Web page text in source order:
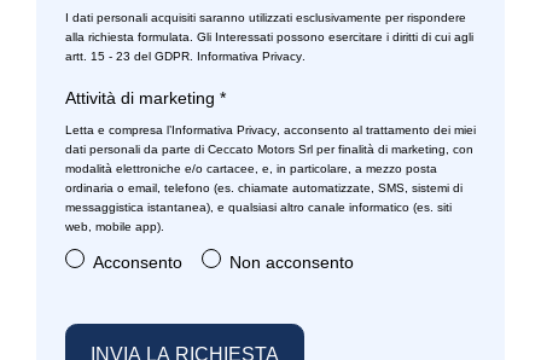
I dati personali acquisiti saranno utilizzati esclusivamente per rispondere
alla richiesta formulata. Gli Interessati possono esercitare i diritti di cui agli
artt. 15 - 23 del GDPR.
Informativa Privacy.
Attività di marketing *
Letta e compresa l’ Informativa Privacy, acconsento al trattamento dei miei
dati personali da parte di Ceccato Motors Srl per finalità di marketing, con
modalità elettroniche e/o cartacee, e, in particolare, a mezzo posta
ordinaria o email, telefono (es. chiamate automatizzate, SMS, sistemi di
messaggistica istantanea), e qualsiasi altro canale informatico (es. siti
web, mobile app).
Acconsento Non acconsento